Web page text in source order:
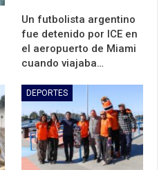
Un futbolista argentino
fue detenido por ICE en
el aeropuerto de Miami
cuando viajaba…
DEPORTES